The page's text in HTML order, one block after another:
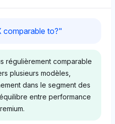
comparable to?"
régulièrement comparable
plusieurs modèles,
dans le segment des
entre performance